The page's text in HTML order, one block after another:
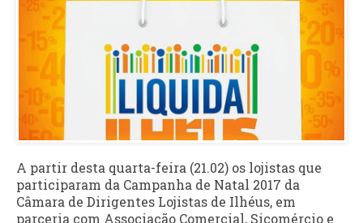
A partir desta quarta-feira (21.02) os lojistas que
participaram da Campanha de Natal 2017 da
Câmara de Dirigentes Lojistas de Ilhéus, em
parceria com Associação Comercial, Sicomércio e